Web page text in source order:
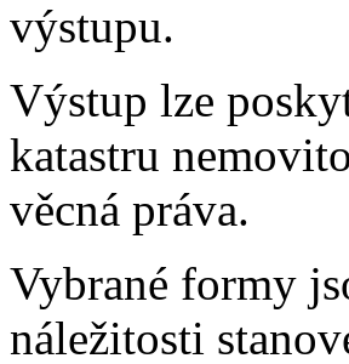
výstupu.
Výstup lze
katastru
věcná práva.
Vybrané formy
náležitosti